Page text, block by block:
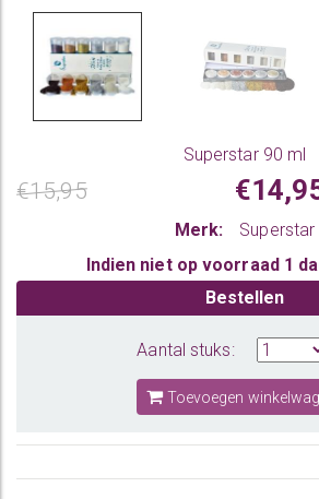
Superstar 90 ml
€15,95
Merk:
Superstar
Indien niet op voorraad 1
Bestellen
Aantal stuks:
Toevoegen